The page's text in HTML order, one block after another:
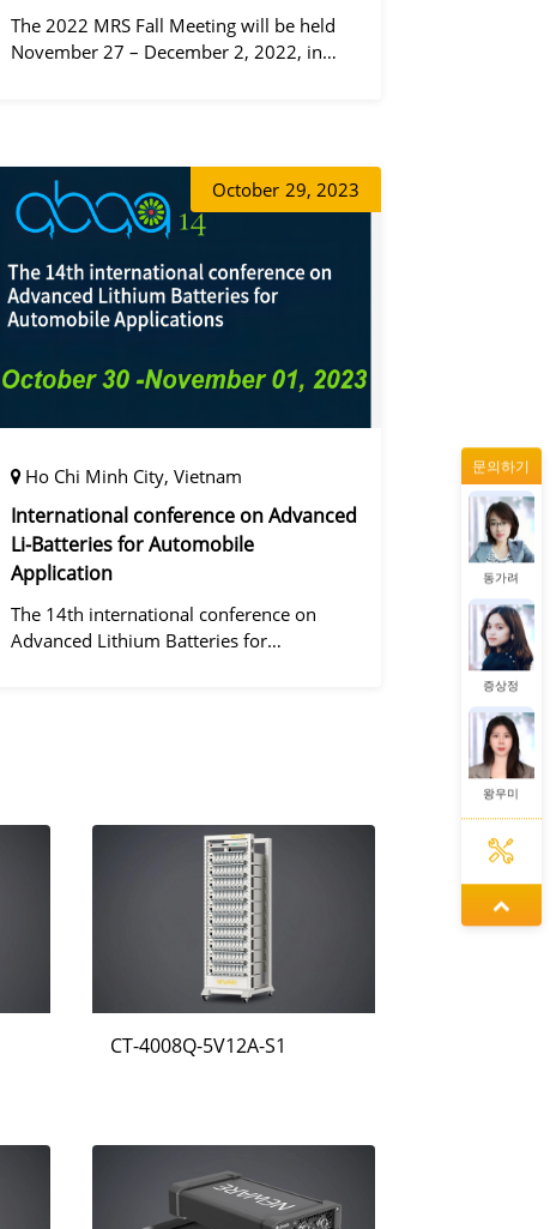
The 2022 MRS Fall Meeting will be held
November 27 – December 2, 2022, in
October 29, 2023
Ho Chi Minh City, Vietnam
International conference on Advanced
Li-Batteries for Automobile
Application
The 14th international conference on
Advanced Lithium Batteries for
CT-4008Q-5V12A-S1
문의하기
정겨울
동가려
증상정
왕우미
정겨울